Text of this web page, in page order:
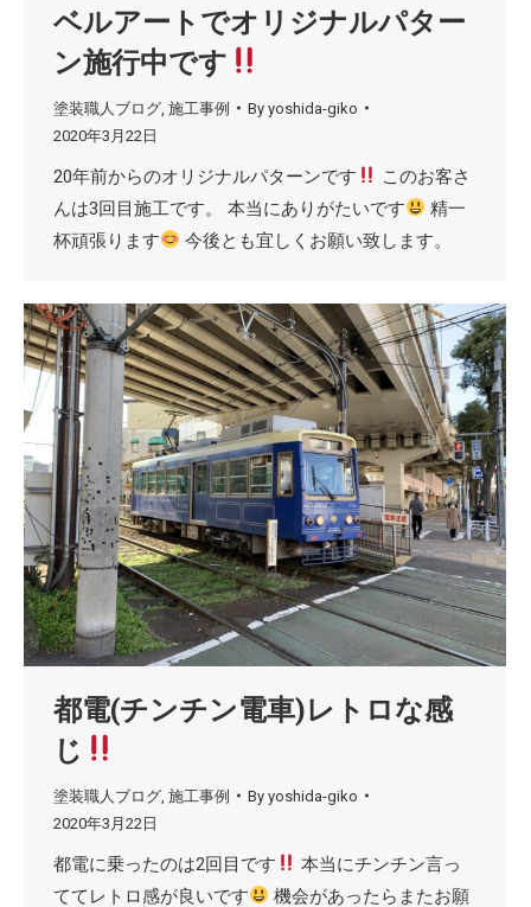
ベルアートでオリジナルパター
ン施行中です
塗装職人ブログ 施工事例 By yoshida-giko
2020年3月22日
20年前からのオリジナルパターンです
このお客さ
んは3回目施工です。 本当にありがたいです
精一
杯頑張ります
今後とも宜しくお願い致します。
都電(チンチン電車)レトロな感
じ
塗装職人ブログ 施工事例 By yoshida-giko
2020年3月22日
都電に乗ったのは2回目です
本当にチンチン言っ
ててレトロ感が良いです
機会があったらまたお願